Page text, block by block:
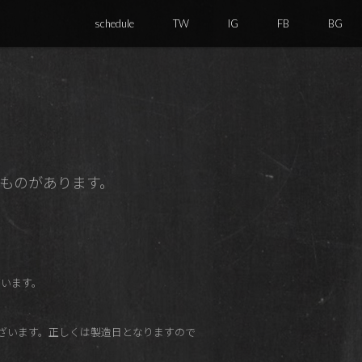
schedule TW IG FB BG
があります。
ます。
ます。正しくは製造日となりますので